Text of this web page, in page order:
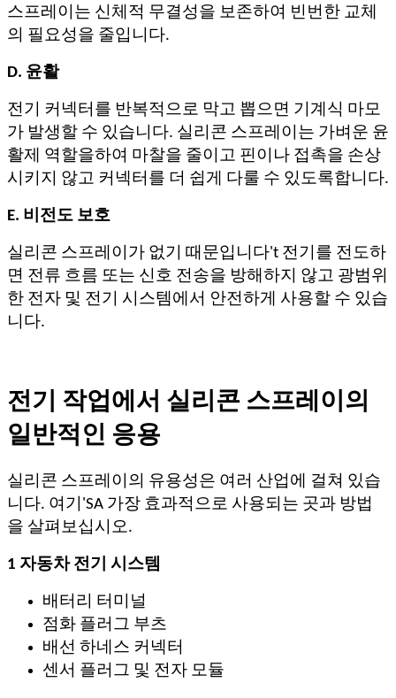
스프레이는 신체적 무결성을 보존하여 빈번한 교체
의 필요성을 줄입니다.
D. 윤활
전기 커넥터를 반복적으로 막고 뽑으면 기계식 마모
가 발생할 수 있습니다. 실리콘 스프레이는 가벼운 윤
활제 역할을하여 마찰을 줄이고 핀이나 접촉을 손상
시키지 않고 커넥터를 더 쉽게 다룰 수 있도록합니다.
E. 비전도 보호
실리콘 스프레이가 없기 때문입니다't 전기를 전도하
면 전류 흐름 또는 신호 전송을 방해하지 않고 광범위
한 전자 및 전기 시스템에서 안전하게 사용할 수 있습
니다.
전기 작업에서 실리콘 스프레이의
일반적인 응용
실리콘 스프레이의 유용성은 여러 산업에 걸쳐 있습
니다. 여기 'SA 가장 효과적으로 사용되는 곳과 방법
을 살펴보십시오.
1 자동차 전기 시스템
배터리 터미널
점화 플러그 부츠
배선 하네스 커넥터
센서 플러그 및 전자 모듈